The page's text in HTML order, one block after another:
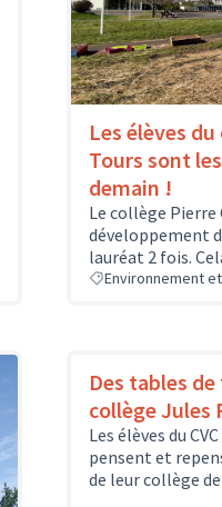
Les élèves
Tours sont
demain !
Le collège
développement
lauréat 2 fois.
Environnement
Des tables
collège Jules
Les élèves du
pensent et
de leur collège